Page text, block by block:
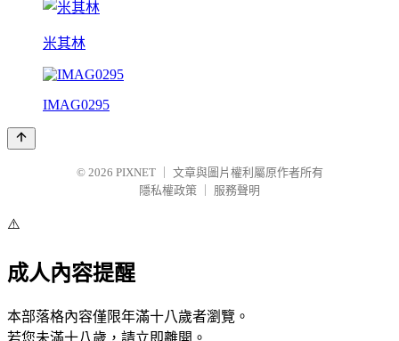
米其林
IMAG0295
© 2026 PIXNET
文章與圖片權利屬原作者所有
隱私權政策
服務聲明
⚠️
成人內容提醒
本部落格內容僅限年滿十八歲者瀏覽。
若您未滿十八歲，請立即離開。